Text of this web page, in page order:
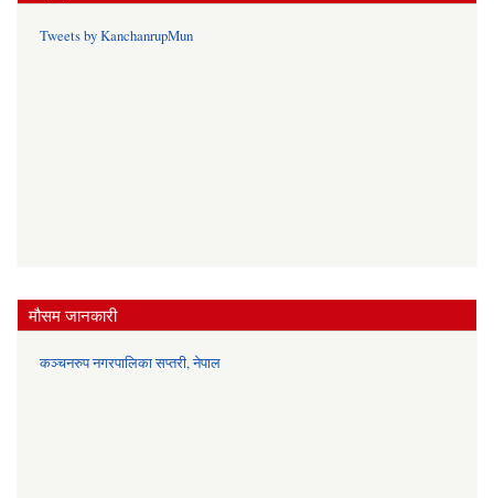
Tweets by KanchanrupMun
मौसम जानकारी
कञ्चनरुप नगरपालिका सप्तरी, नेपाल